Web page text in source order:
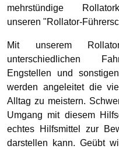
mehrstündige
unseren "Rollator-
Mit unserem
unterschiedlichen
Engstellen und
werden angeleitet die
Alltag zu meistern.
Umgang mit diesem
echtes Hilfsmittel zur
darstellen kann. Geübt